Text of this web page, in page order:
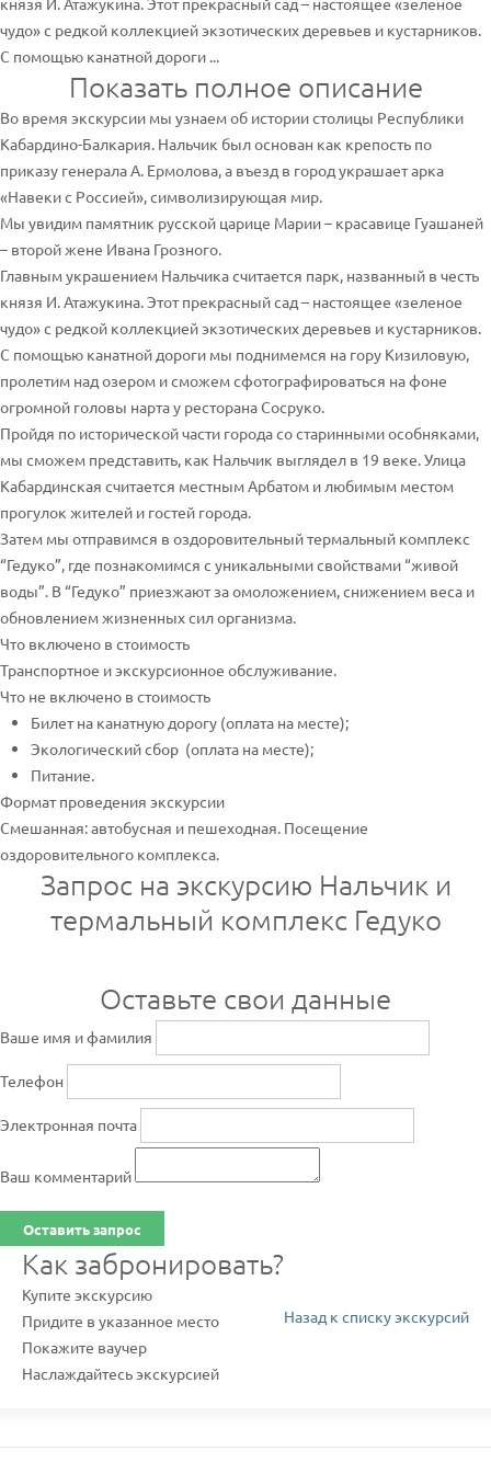
чудо» с редкой коллекцией экзотических деревьев и кустарников.
С помощью канатной дороги ...
Показать полное описание
Во время экскурсии мы узнаем об истории столицы Республики
Кабардино-Балкария. Нальчик был основан как крепость по
приказу генерала А. Ермолова, а въезд в город украшает арка
«Навеки с Россией», символизирующая мир.
Мы увидим памятник русской царице Марии – красавице Гуашаней
– второй жене Ивана Грозного.
Главным украшением Нальчика считается парк, названный в честь
князя И. Атажукина. Этот прекрасный сад – настоящее «зеленое
чудо» с редкой коллекцией экзотических деревьев и кустарников.
С помощью канатной дороги мы поднимемся на гору Кизиловую,
пролетим над озером и сможем сфотографироваться на фоне
огромной головы нарта у ресторана Сосруко.
Пройдя по исторической части города со старинными особняками,
мы сможем представить, как Нальчик выглядел в 19 веке. Улица
Кабардинская считается местным Арбатом и любимым местом
прогулок жителей и гостей города.
Затем мы отправимся в оздоровительный термальный комплекс
“Гедуко”, где познакомимся с уникальными свойствами “живой
воды”. В “Гедуко” приезжают за омоложением, снижением веса и
обновлением жизненных сил организма.
Что включено в стоимость
Транспортное и экскурсионное обслуживание.
Что не включено в стоимость
Билет на канатную дорогу (оплата на месте);
Экологический сбор (оплата на месте);
Питание.
Формат проведения экскурсии
Смешанная: автобусная и пешеходная. Посещение
оздоровительного комплекса.
Запрос на экскурсию Нальчик и
термальный комплекс Гедуко
Оставьте свои данные
Ваше имя и фамилия
Телефон
Электронная почта
Ваш комментарий
Оставить запрос
Как забронировать?
Купите экскурсию
Придите в указанное место
Покажите ваучер
Наслаждайтесь экскурсией
Назад к списку экскурсий